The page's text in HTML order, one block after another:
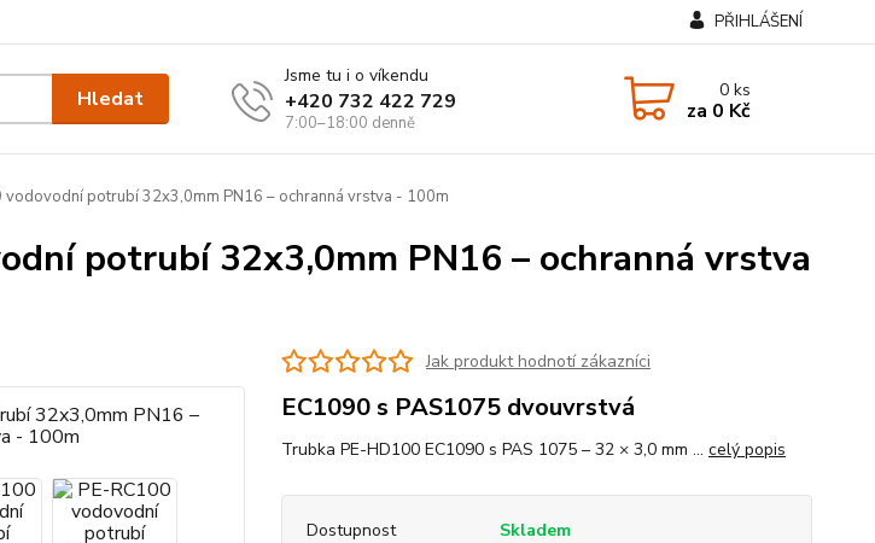
PŘIHLÁŠENÍ
Hledat
Jsme tu i o víkendu
+420 732 422 729
7:00–18:00 denně
0ks
za 0 Kč
vodovodní potrubí 32x3,0mm PN16 – ochranná vrstva - 100m
potrubí 32x3,0mm PN16 – ochranná vrstva
Jak produkt hodnotí zákazníci
EC1090 s PAS1075 dvouvrstvá
Trubka PE-HD100 EC1090 s PAS 1075 – 32 × 3,0 mm ... celý popis
Dostupnost Skladem